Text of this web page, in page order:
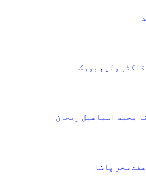
ولیم بورک
محمد اسماعیل ریحان
سحر پاشا